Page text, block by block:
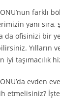
farklı
yanı sıra,
da ofisinizi bir
Yılların
iyi taşımacılık
evden
etmelisiniz?